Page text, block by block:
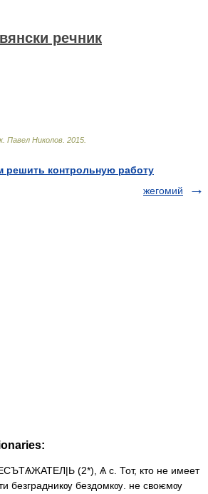
речник
. Павел Николов 2015
решить контрольную работу
жегомий
(2*), Ѧ с. Тот, кто не имеет
безградникѹ бездомкѹ. не своѥмѹ